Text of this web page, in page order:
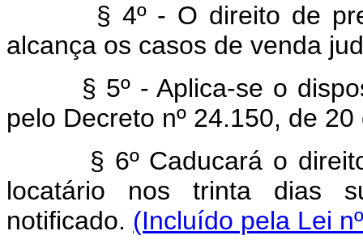
§ 4º - O direito de
alcança os casos de venda
§ 5º - Aplica-se o
pelo Decreto nº 24.150, de
§ 6º Caducará o direito
locatário nos trinta dias
notificado. (Incluído pela Lei